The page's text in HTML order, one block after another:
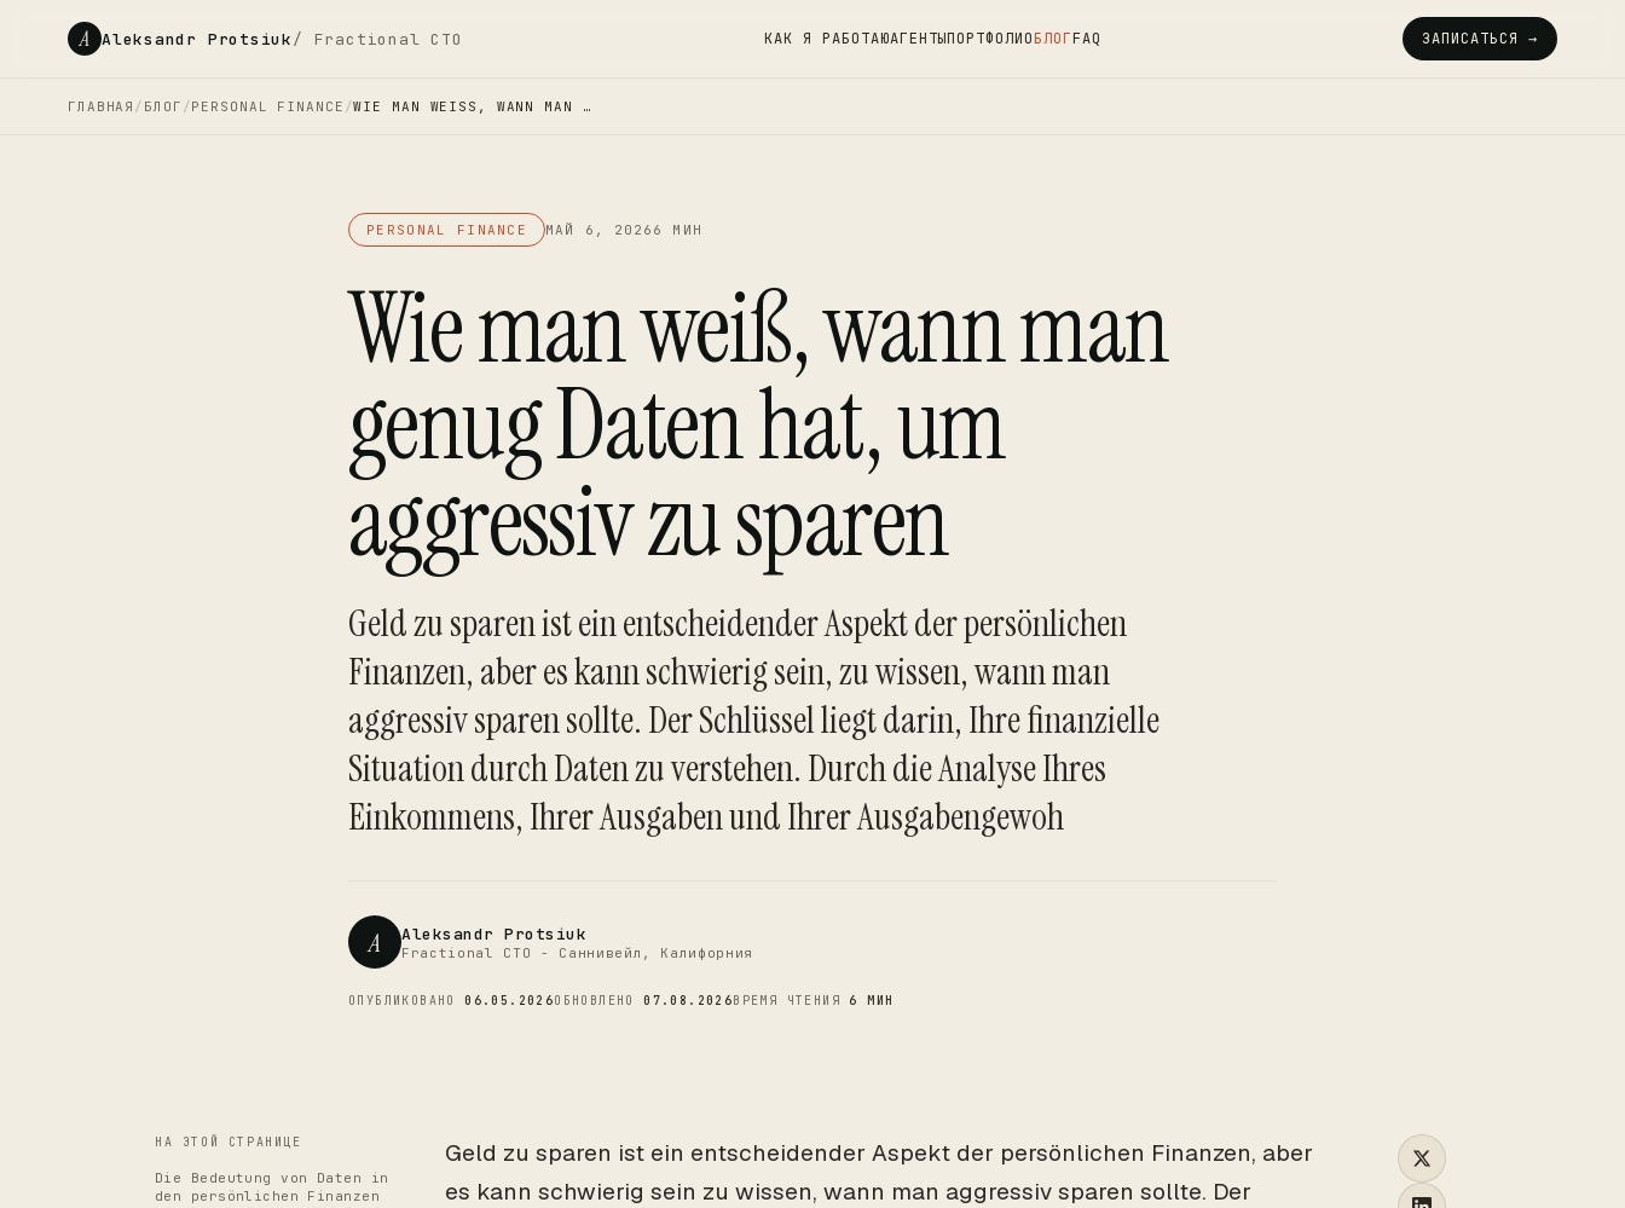
A Aleksandr Protsiuk/ Fractional CTO КАК Я РАБОТАЮАГЕНТЫПОРТФОЛИОБЛОГFAQ ЗАПИСАТЬСЯ →
ГЛАВНАЯ / БЛОГ /PERSONAL FINANCE /WIE MAN WEISS, WANN MAN …
PERSONAL FINANCE МАЙ 6, 2026 6 МИН
Wie man weiß, wann man
genug Daten hat, um
aggressiv zu sparen
Geld zu sparen ist ein entscheidender Aspekt der persönlichen
Finanzen, aber es kann schwierig sein, zu wissen, wann man
aggressiv sparen sollte. Der Schlüssel liegt darin, Ihre finanzielle
Situation durch Daten zu verstehen. Durch die Analyse Ihres
Einkommens, Ihrer Ausgaben und Ihrer Ausgabengewoh
A Aleksandr Protsiuk
Fractional CTO - Саннивейл, Калифорния
ОПУБЛИКОВАНО06.05.2026ОБНОВЛЕНО07.08.2026ВРЕМЯ ЧТЕНИЯ 6 МИН
CTO
НА ЭТОЙ СТРАНИЦЕ
Die Bedeutung von Daten in
den persönlichen Finanzen
Geld zu sparen ist ein entscheidender Aspekt der persönlichen Finanzen, aber
es kann schwierig sein zu wissen, wann man aggressiv sparen sollte. Der